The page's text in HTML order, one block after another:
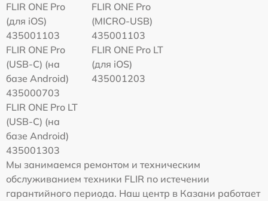
FLIR ONE Pro
(для iOS)
435001103
FLIR ONE Pro
(MICRO-USB)
435001103
FLIR ONE Pro
(USB-C) (на
базе Android)
435000703
FLIR ONE Pro LT
(для iOS)
435001203
FLIR ONE Pro LT
(USB-C) (на
базе Android)
435001303
Мы занимаемся ремонтом и техническим
обслуживанием техники FLIR по истечении
гарантийного периода. Наш центр в Казани работает